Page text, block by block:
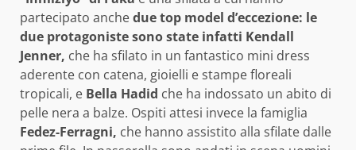
partecipato anchedue top model d’eccezione: le
due protagoniste sono state infatti Kendall
Jenner, che ha sfilato in un fantastico mini dress
aderente con catena, gioielli e stampe floreali
tropicali, e Bella Hadid che ha indossato un abito di
pelle nera a balze. Ospiti attesi invece la famiglia
Fedez-Ferragni, che hanno assistito alla sfilate dalle